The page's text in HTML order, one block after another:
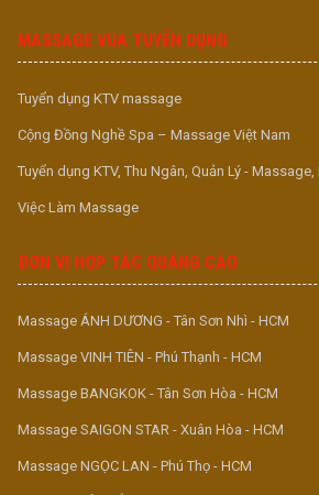
MASSAGE VUA TUYỂN DỤNG
Tuyển dụng KTV massage
Cộng Đồng Nghề Spa – Massage Việt Nam
Tuyển dụng KTV, Thu Ngân, Quản Lý -
Việc Làm Massage
ĐƠN VỊ HỢP TÁC QUẢNG CÁO
Massage ÁNH DƯƠNG - Tân Sơn Nhì - HCM
Massage VINH TIÊN - Phú Thạnh - HCM
Massage BANGKOK - Tân Sơn Hòa - HCM
Massage SAIGON STAR - Xuân Hòa - HCM
Massage NGỌC LAN - Phú Thọ - HCM